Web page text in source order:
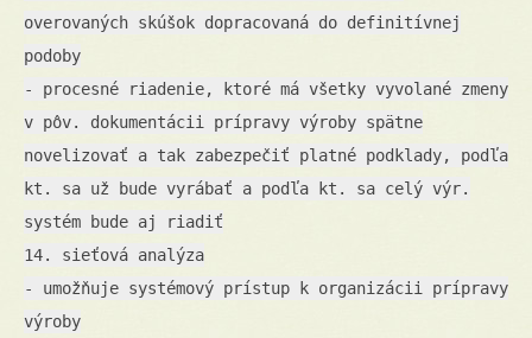
overovaných skúšok dopracovaná do definitívnej
podoby
- procesné riadenie, ktoré má všetky vyvolané zmeny
v pôv. dokumentácii prípravy výroby spätne
novelizovať a tak zabezpečiť platné podklady, podľa
kt. sa už bude vyrábať a podľa kt. sa celý výr.
systém bude aj riadiť
14. sieťová analýza
- umožňuje systémový prístup k organizácii prípravy
výroby